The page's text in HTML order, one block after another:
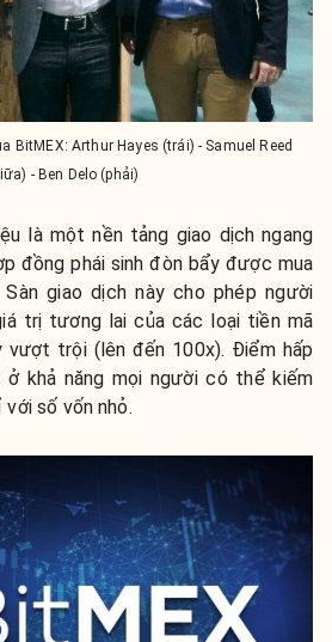
BitMEX: Arthur Hayes (trái) - Samuel Reed
- Ben Delo (phải)
là một nền tảng giao dịch ngang
đồng phái sinh đòn bẩy được mua
giao dịch này cho phép người
trị tương lai của các loại tiền mã
vượt trội (lên đến 100x). Điểm hấp
ở khả năng mọi người có thể kiếm
số vốn nhỏ.